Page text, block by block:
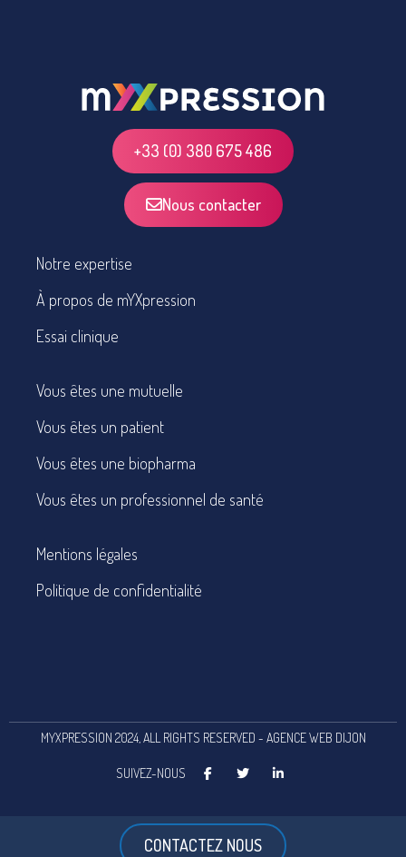
+33 (0) 380 675 486
Nous contacter
CONTACTEZ NOUS
Notre expertise
À propos de mYXpression
Essai clinique
Vous êtes une mutuelle
Vous êtes un patient
Vous êtes une biopharma
Vous êtes un professionnel de santé
Mentions légales
Politique de confidentialité
MYXPRESSION 2024, ALL RIGHTS RESERVED - AGENCE WEB DIJON
SUIVEZ-NOUS